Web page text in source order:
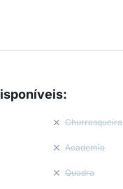
:
Churrasqueira
Academia
Quadra